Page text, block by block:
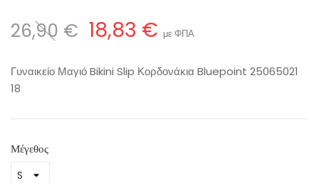
26,90 € 18,83 € με ΦΠΑ
Γυναικείο Μαγιό Bikini Slip Κορδονάκια Bluepoint 25065021
18
Μέγεθος